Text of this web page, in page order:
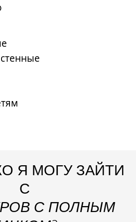
Я МОГУ ЗАЙТИ
С
С ПОЛНЫМ